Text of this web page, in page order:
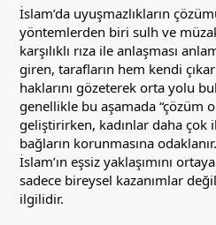
İslam’da uyuşmazlıkların
yöntemlerden biri sulh ve
karşılıklı rıza ile anlaşması
giren, tarafların hem kendi
haklarını gözeterek orta yolu
genellikle bu aşamada “çözüm
geliştirirken, kadınlar daha çok
bağların korunmasına
İslam’ın eşsiz yaklaşımını
sadece bireysel kazanımlar
ilgilidir.